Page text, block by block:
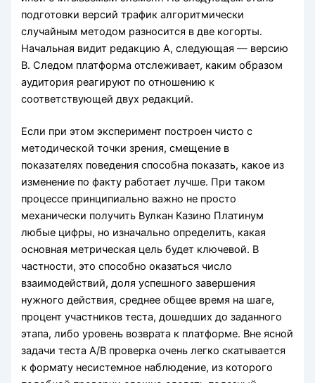
подготовки версий трафик алгоритмически
случайным методом разносится в две когорты.
Начальная видит редакцию A, следующая — версию
B. Следом платформа отслеживает, каким образом
аудитория реагируют по отношению к
соответствующей двух редакций.
Если при этом эксперимент построен чисто с
методической точки зрения, смещение в
показателях поведения способна показать, какое из
изменение по факту работает лучше. При таком
процессе принципиально важно не просто
механически получить Вулкан Казино Платинум
любые цифры, но изначально определить, какая
основная метрическая цель будет ключевой. В
частности, это способно оказаться число
взаимодействий, доля успешного завершения
нужного действия, среднее общее время на шаге,
процент участников теста, дошедших до заданного
этапа, либо уровень возврата к платформе. Вне ясной
задачи теста A/B проверка очень легко скатывается
к формату несистемное наблюдение, из которого